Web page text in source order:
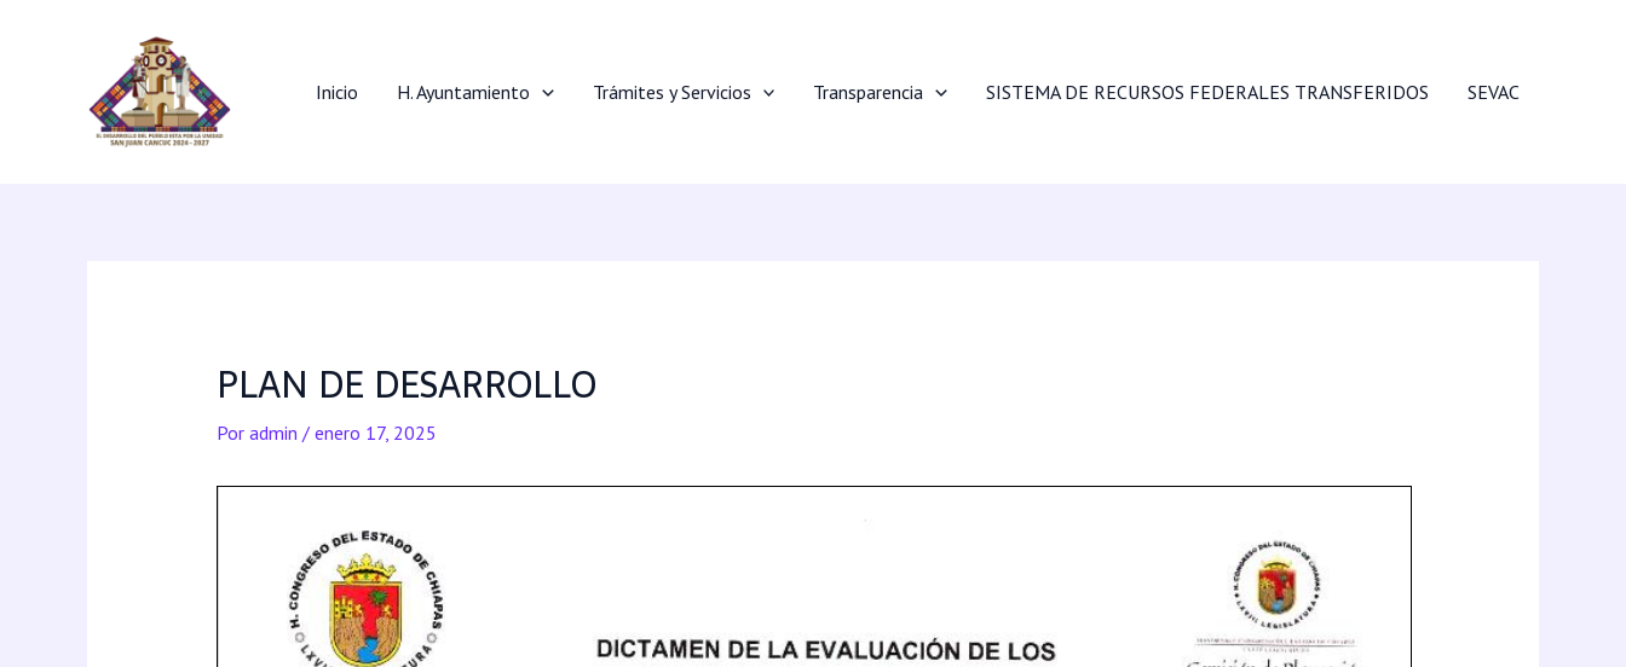
Inicio H. Ayuntamiento Trámites y Servicios Transparencia SISTEMA DE RECURSOS FEDERALES TRANSFERIDOS SEVAC
PLAN DE DESARROLLO
Por admin / enero 17, 2025